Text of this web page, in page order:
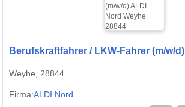
Berufskraftfahrer / LKW-Fahrer (m/w/d)
Weyhe, 28844
Firma:ALDI Nord